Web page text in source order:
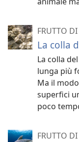
FRUTTO
La colla
La colla
lunga più
Ma il
superfici
poco
FRUTTO